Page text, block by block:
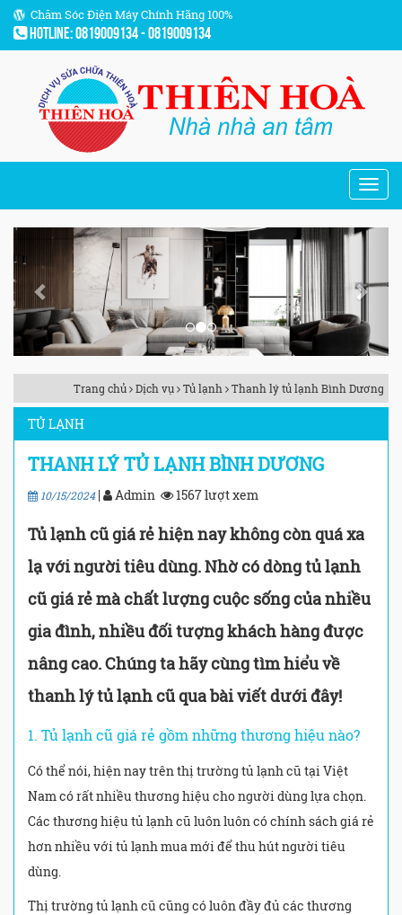
Chăm Sóc Điện Máy Chính Hãng 100%
Hotline: 0819009134 - 0819009134
Previous Next
Trang chủ Dịch vụ Tủ lạnh Thanh lý tủ lạnh Bình Dương
TỦ LẠNH
THANH LÝ TỦ LẠNH BÌNH DƯƠNG
10/15/2024| Admin 1567 lượt xem
Tủ lạnh cũ giá rẻ hiện nay không còn quá xa
lạ với người tiêu dùng. Nhờ có dòng tủ lạnh
cũ giá rẻ mà chất lượng cuộc sống của nhiều
gia đình, nhiều đối tượng khách hàng được
nâng cao. Chúng ta hãy cùng tìm hiểu về
thanh lý tủ lạnh cũ qua bài viết dưới đây!
1. Tủ lạnh cũ giá rẻ gồm những thương hiệu nào?
Có thể nói, hiện nay trên thị trường tủ lạnh cũ tại Việt
Nam có rất nhiều thương hiệu cho người dùng lựa chọn.
Các thương hiệu tủ lạnh cũ luôn luôn có chính sách giá rẻ
hơn nhiều với tủ lạnh mua mới để thu hút người tiêu
dùng.
Thị trường tủ lạnh cũ cũng có luôn đầy đủ các thương